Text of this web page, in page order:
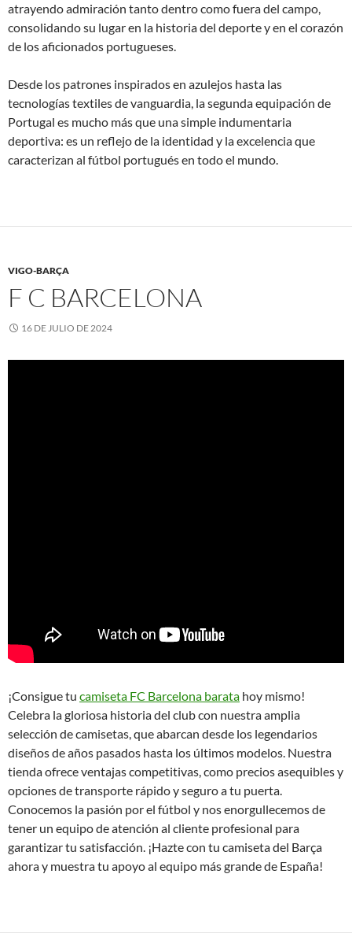
atrayendo admiración tanto dentro como fuera del campo,
consolidando su lugar en la historia del deporte y en el corazón
de los aficionados portugueses.
Desde los patrones inspirados en azulejos hasta las
tecnologías textiles de vanguardia, la segunda equipación de
Portugal es mucho más que una simple indumentaria
deportiva: es un reflejo de la identidad y la excelencia que
caracterizan al fútbol portugués en todo el mundo.
VIGO-BARÇA
F C BARCELONA
16 DE JULIO DE 2024
¡Consigue tu camiseta FC Barcelona barata hoy mismo!
Celebra la gloriosa historia del club con nuestra amplia
selección de camisetas, que abarcan desde los legendarios
diseños de años pasados hasta los últimos modelos. Nuestra
tienda ofrece ventajas competitivas, como precios asequibles y
opciones de transporte rápido y seguro a tu puerta.
Conocemos la pasión por el fútbol y nos enorgullecemos de
tener un equipo de atención al cliente profesional para
garantizar tu satisfacción. ¡Hazte con tu camiseta del Barça
ahora y muestra tu apoyo al equipo más grande de España!